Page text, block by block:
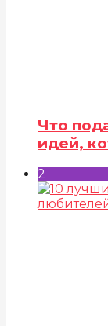
Что
идей,
2